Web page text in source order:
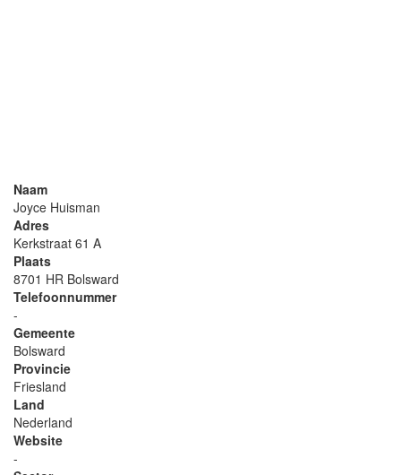
Naam
Joyce Huisman
Adres
Kerkstraat 61 A
Plaats
8701 HR Bolsward
Telefoonnummer
-
Gemeente
Bolsward
Provincie
Friesland
Land
Nederland
Website
-